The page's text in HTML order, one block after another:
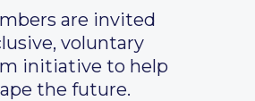
are invited
voluntary
initiative to help
the future.